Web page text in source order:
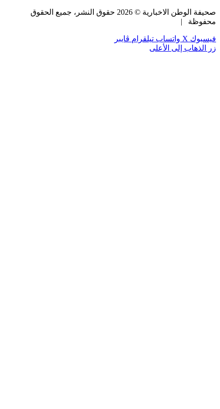
صحيفة الوطن الاخبارية © 2026 حقوق النشر، جميع الحقوق
محفوظة |
فيسبوك ‫X واتساب تيلقرام ڤايبر
زر الذهاب إلى الأعلى